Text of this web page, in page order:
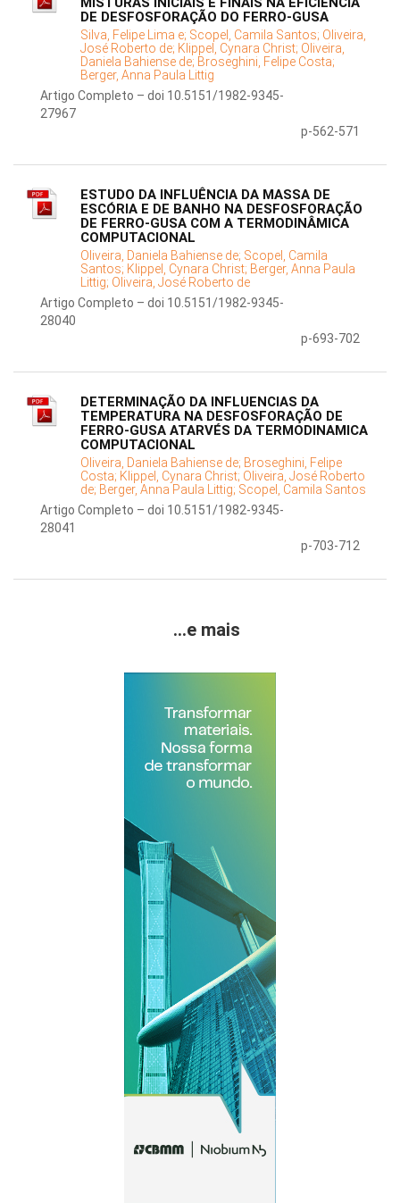
DE DESFOSFORAÇÃO DO FERRO-GUSA
Silva, Felipe Lima e; Scopel, Camila Santos; Oliveira,
José Roberto de; Klippel, Cynara Christ; Oliveira,
Daniela Bahiense de; Broseghini, Felipe Costa;
Berger, Anna Paula Littig
Artigo Completo – doi 10.5151/1982-9345-
27967
p-562-571
ESTUDO DA INFLUÊNCIA DA MASSA DE
ESCÓRIA E DE BANHO NA DESFOSFORAÇÃO
DE FERRO-GUSA COM A TERMODINÂMICA
COMPUTACIONAL
Oliveira, Daniela Bahiense de; Scopel, Camila
Santos; Klippel, Cynara Christ; Berger, Anna Paula
Littig; Oliveira, José Roberto de
Artigo Completo – doi 10.5151/1982-9345-
28040
p-693-702
DETERMINAÇÃO DA INFLUENCIAS DA
TEMPERATURA NA DESFOSFORAÇÃO DE
FERRO-GUSA ATARVÉS DA TERMODINAMICA
COMPUTACIONAL
Oliveira, Daniela Bahiense de; Broseghini, Felipe
Costa; Klippel, Cynara Christ; Oliveira, José Roberto
de; Berger, Anna Paula Littig; Scopel, Camila Santos
Artigo Completo – doi 10.5151/1982-9345-
28041
p-703-712
...e mais